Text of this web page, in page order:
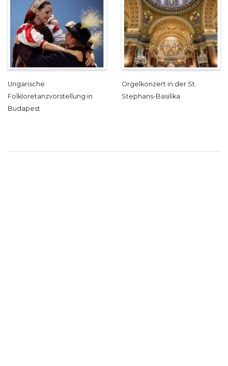
Ungarische
Folkloretanzvorstellung in
Budapest
Orgelkonzert in der St.
Stephans-Basilika